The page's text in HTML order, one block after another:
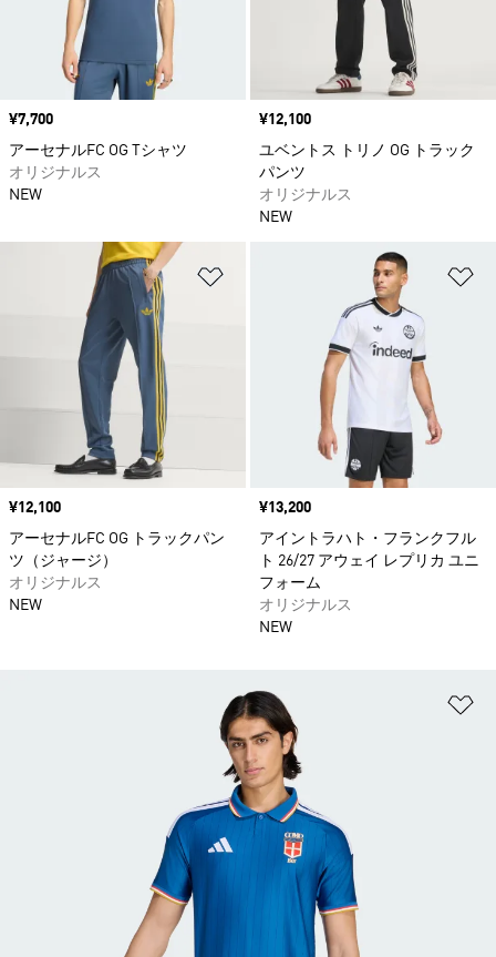
価格
¥7,700
アーセナルFC OG Tシャツ
オリジナルス
NEW
価格
¥12,100
ユベントス トリノ OG トラック
パンツ
オリジナルス
NEW
ほしいものリストに追加
価格
¥12,100
アーセナルFC OG トラックパン
ツ（ジャージ）
オリジナルス
NEW
価格
¥13,200
アイントラハト・フランクフル
ト 26/27 アウェイ レプリカ ユニ
フォーム
オリジナルス
NEW